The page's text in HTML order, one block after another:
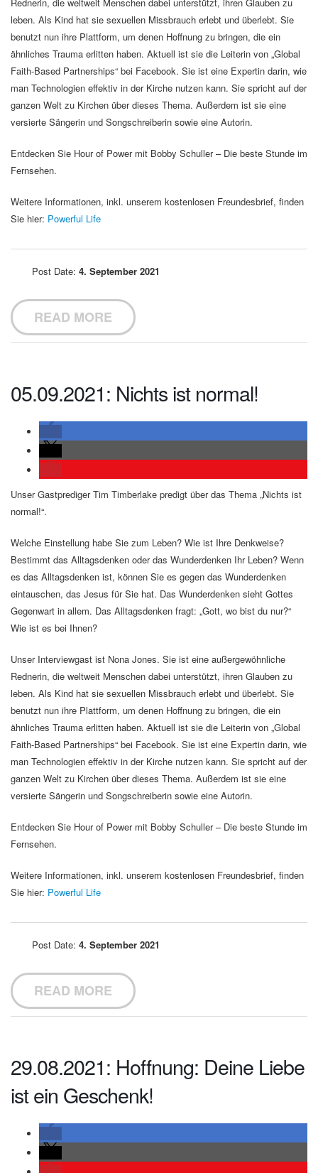
leben. Als Kind hat sie sexuellen Missbrauch erlebt und überlebt. Sie
benutzt nun ihre Plattform, um denen Hoffnung zu bringen, die ein
ähnliches Trauma erlitten haben. Aktuell ist sie die Leiterin von „Global
Faith-Based Partnerships“ bei Facebook. Sie ist eine Expertin darin, wie
man Technologien effektiv in der Kirche nutzen kann. Sie spricht auf der
ganzen Welt zu Kirchen über dieses Thema. Außerdem ist sie eine
versierte Sängerin und Songschreiberin sowie eine Autorin.
Entdecken Sie Hour of Power mit Bobby Schuller – Die beste Stunde im
Fernsehen.
Weitere Informationen, inkl. unserem kostenlosen Freundesbrief, finden
Sie hier: Powerful Life
Post Date: 4. September 2021
READ MORE
05.09.2021: Nichts ist normal!
Unser Gastprediger Tim Timberlake predigt über das Thema „Nichts ist
normal!“.
Welche Einstellung habe Sie zum Leben? Wie ist Ihre Denkweise?
Bestimmt das Alltagsdenken oder das Wunderdenken Ihr Leben? Wenn
es das Alltagsdenken ist, können Sie es gegen das Wunderdenken
eintauschen, das Jesus für Sie hat. Das Wunderdenken sieht Gottes
Gegenwart in allem. Das Alltagsdenken fragt: „Gott, wo bist du nur?“
Wie ist es bei Ihnen?
Unser Interviewgast ist Nona Jones. Sie ist eine außergewöhnliche
Rednerin, die weltweit Menschen dabei unterstützt, ihren Glauben zu
leben. Als Kind hat sie sexuellen Missbrauch erlebt und überlebt. Sie
benutzt nun ihre Plattform, um denen Hoffnung zu bringen, die ein
ähnliches Trauma erlitten haben. Aktuell ist sie die Leiterin von „Global
Faith-Based Partnerships“ bei Facebook. Sie ist eine Expertin darin, wie
man Technologien effektiv in der Kirche nutzen kann. Sie spricht auf der
ganzen Welt zu Kirchen über dieses Thema. Außerdem ist sie eine
versierte Sängerin und Songschreiberin sowie eine Autorin.
Entdecken Sie Hour of Power mit Bobby Schuller – Die beste Stunde im
Fernsehen.
Weitere Informationen, inkl. unserem kostenlosen Freundesbrief, finden
Sie hier: Powerful Life
Post Date: 4. September 2021
READ MORE
29.08.2021: Hoffnung: Deine Liebe
ist ein Geschenk!